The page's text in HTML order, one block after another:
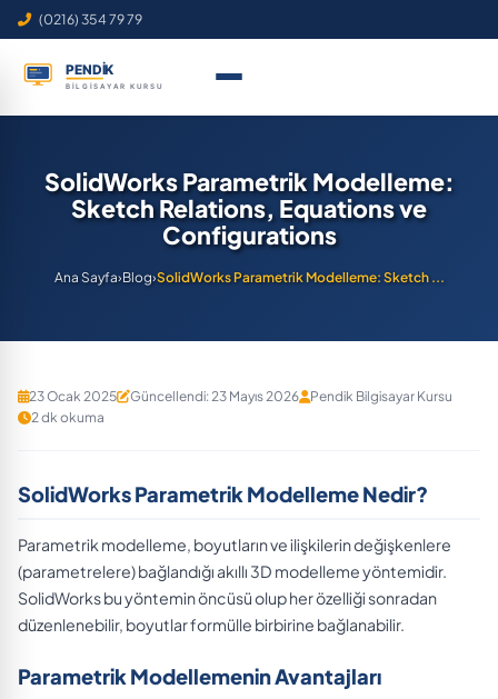
(0216) 354 79 79
SolidWorks Parametrik Modelleme:
Sketch Relations, Equations ve
Configurations
Ana Sayfa›Blog›SolidWorks Parametrik Modelleme: Sketch ...
23 Ocak 2025 Güncellendi: 23 Mayıs 2026
Pendik Bilgisayar Kursu
2 dk okuma
SolidWorks Parametrik Modelleme Nedir?
Parametrik modelleme, boyutların ve ilişkilerin değişkenlere
(parametrelere) bağlandığı akıllı 3D modelleme yöntemidir.
SolidWorks bu yöntemin öncüsü olup her özelliği sonradan
düzenlenebilir, boyutlar formülle birbirine bağlanabilir.
Parametrik Modellemenin Avantajları